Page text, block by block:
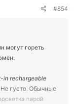
#854
могут гореть
in rechargeable
Не густо. Обычные
парой